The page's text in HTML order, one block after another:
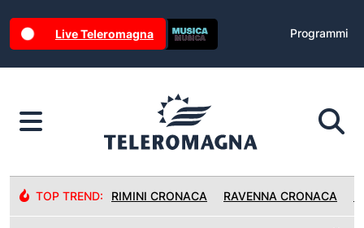
Live Teleromagna Programmi
TOP TREND: RIMINI CRONACA RAVENNA CRONACA